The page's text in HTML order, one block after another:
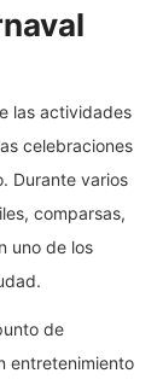
las actividades
celebraciones
Durante varios
comparsas,
uno de los
de
entretenimiento